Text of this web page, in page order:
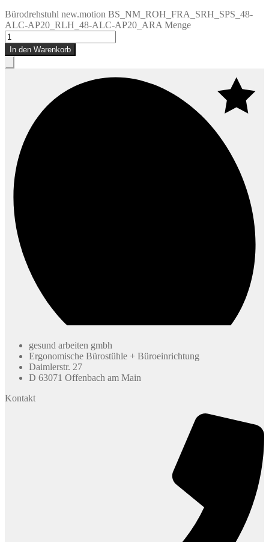
Bürodrehstuhl new.motion BS_NM_ROH_FRA_SRH_SPS_48-
ALC-AP20_RLH_48-ALC-AP20_ARA Menge
In den Warenkorb
gesund arbeiten gmbh
Ergonomische Bürostühle + Büroeinrichtung
Daimlerstr. 27
D 63071 Offenbach am Main
Kontakt